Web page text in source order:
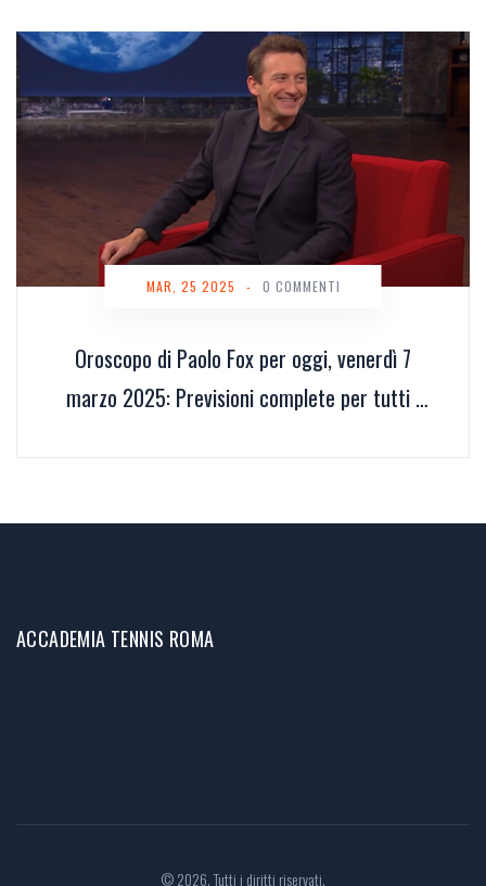
Oroscopo di Paolo Fox per oggi, venerdì 7
marzo 2025: Previsioni complete per tutti i
MAR, 25 2025 - 0 COMMENTI
ACCADEMIA TENNIS ROMA
© 2026. Tutti i diritti riservati.